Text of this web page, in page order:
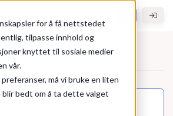
for å få nettstedet
tilpasse innhold og
knyttet til sosiale medier
vår.
må vi bruke en liten
blir bedt om å ta dette valget